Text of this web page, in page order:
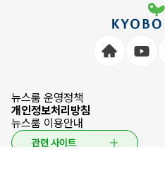
뉴스룸 운영정책
개인정보처리방침
뉴스룸 이용안내
관련 사이트